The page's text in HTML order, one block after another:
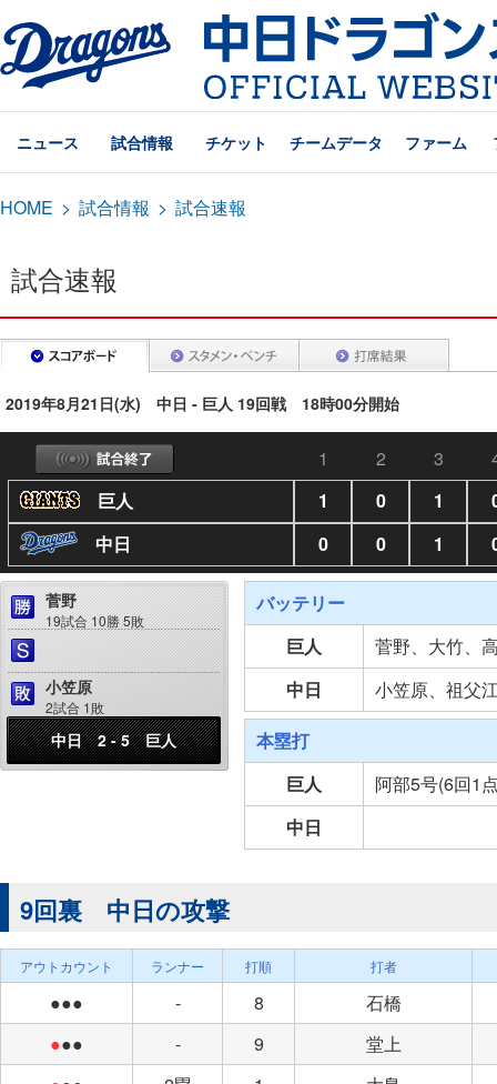
ニュース 試合情報 チケット チームデータ ファーム
HOME > 試合情報 > 試合速報
試合速報
2019年8月21日(水) 中日 - 巨人 19回戦 18時00分開始
1 2 3
巨人
1 0 1
中日
0 0 1
菅野
19試合 10勝 5敗
小笠原
2試合 1敗
中日 2 - 5 巨人
バッテリー
巨人
菅野、大竹、
中日
小笠原、祖父
本塁打
巨人
阿部5号(6回1
中日
9回裏 中日の攻撃
アウトカウント ランナー 打順 打者
●●● - 8
石橋
●●● - 9
堂上